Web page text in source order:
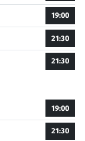
19:00
21:30
21:30
19:00
21:30